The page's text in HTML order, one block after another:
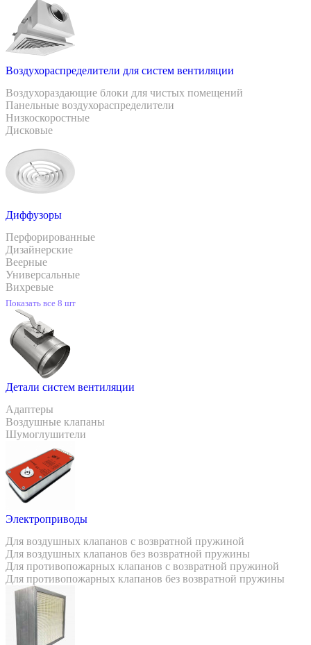
Воздухораспределители для систем вентиляции
Воздухораздающие блоки для чистых помещений
Панельные воздухораспределители
Низкоскоростные
Дисковые
Диффузоры
Перфорированные
Дизайнерские
Веерные
Универсальные
Вихревые
Показать все 8 шт
Детали систем вентиляции
Адаптеры
Воздушные клапаны
Шумоглушители
Электроприводы
Для воздушных клапанов с возвратной пружиной
Для воздушных клапанов без возвратной пружины
Для противопожарных клапанов с возвратной пружиной
Для противопожарных клапанов без возвратной пружины